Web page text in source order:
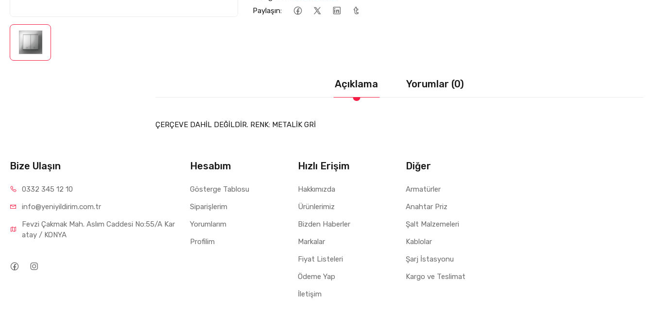
Paylaşın:
Açıklama Yorumlar (0)
ÇERÇEVE DAHİL DEĞİLDİR. RENK: METALİK GRİ
Bize Ulaşın
0332 345 12 10
info@yeniyildirim.com.tr
Fevzi Çakmak Mah. Aslım Caddesi No:55/A Kar
atay / KONYA
Hesabım
Gösterge Tablosu
Siparişlerim
Yorumlarım
Profilim
Hızlı Erişim
Hakkımızda
Ürünlerimiz
Bizden Haberler
Markalar
Fiyat Listeleri
Ödeme Yap
İletişim
Diğer
Armatürler
Anahtar Priz
Şalt Malzemeleri
Kablolar
Şarj İstasyonu
Kargo ve Teslimat